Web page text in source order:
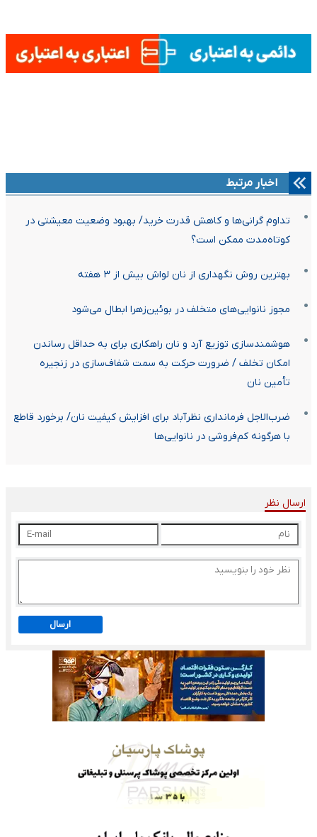
اخبار مرتبط
تداوم گرانی‌ها و کاهش قدرت خرید/ بهبود وضعیت معیشتی در
کوتاه‌مدت ممکن است؟
بهترین روش نگهداری از نان لواش بیش از ۳ هفته
مجوز نانوایی‌های متخلف در بوئین‌زهرا ابطال می‌شود
هوشمندسازی توزیع آرد و نان راهکاری برای به حداقل رساندن
امکان تخلف / ضرورت حرکت به سمت شفاف‌سازی در زنجیره
تأمین نان
ضرب‌الاجل فرمانداری نظرآباد برای افزایش کیفیت نان/ برخورد قاطع
با هرگونه کم‌فروشی در نانوایی‌ها
ارسال نظر
ارسال